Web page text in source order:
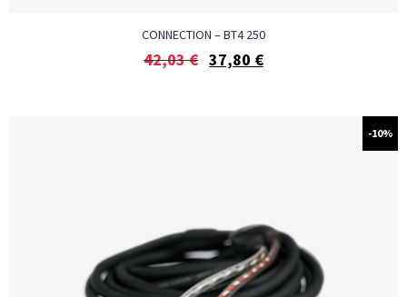
CONNECTION – BT4 250
42,03€ 37,80 €
-10%